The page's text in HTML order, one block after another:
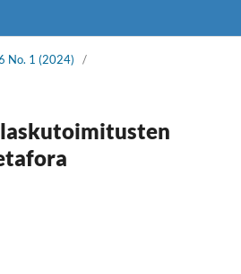
No. 1 (2024)
/